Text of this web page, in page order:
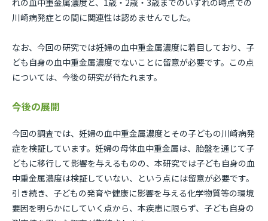
れの⾎中重金属濃度と、1歳・2歳・3歳までのいずれの時点での
川崎病発症との間に関連性は認めませんでした。
なお、今回の研究では妊婦の⾎中重⾦属濃度に着目しており、子
ども自身の⾎中重金属濃度でないことに留意が必要です。この点
については、今後の研究が待たれます。
今後の展開
今回の調査では、妊婦の血中重金属濃度とその子どもの川崎病発
症を検証しています。妊婦の母体血中重金属は、胎盤を通じて子
どもに移行して影響を与えるものの、本研究では子ども自身の血
中重金属濃度は検証していない、という点には留意が必要です。
引き続き、⼦どもの発育や健康に影響を与える化学物質等の環境
要因を明らかにしていく点から、本疾患に限らず、子ども自身の